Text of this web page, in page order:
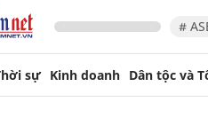
#
sự Kinh doanh Dân tộc và